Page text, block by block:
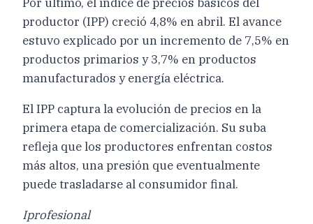
productor (IPP) creció 4,8% en abril. El avance
estuvo explicado por un incremento de 7,5% en
productos primarios y 3,7% en productos
manufacturados y energía eléctrica.
El IPP captura la evolución de precios en la
primera etapa de comercialización. Su suba
refleja que los productores enfrentan costos
más altos, una presión que eventualmente
puede trasladarse al consumidor final.
Iprofesional